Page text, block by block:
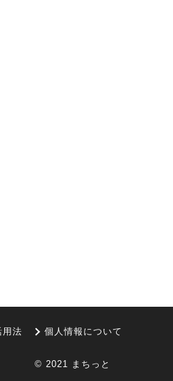
用法 個人情報について
© 2021 まちっと